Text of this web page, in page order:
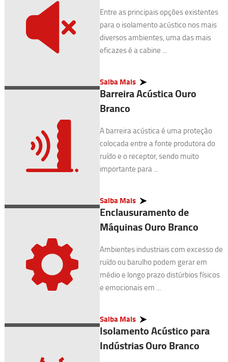
Entre as principais opções existentes
para o isolamento acústico nos mais
diversos ambientes, uma das mais
eficazes é a cabine ...
Saiba Mais
Barreira Acústica Ouro
Branco
A barreira acústica é uma proteção
colocada entre a fonte produtora do
ruído e o receptor, sendo muito
importante para ...
Saiba Mais
Enclausuramento de
Máquinas Ouro Branco
Ambientes industriais com excesso de
ruído ou barulho podem gerar em
médio e longo prazo distúrbios físicos
e emocionais em ...
Saiba Mais
Isolamento Acústico para
Indústrias Ouro Branco